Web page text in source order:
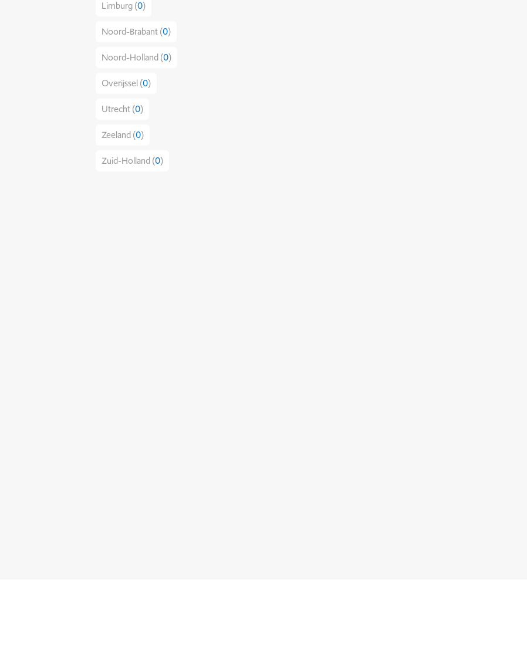
Limburg (0)
Noord-Brabant (0)
Noord-Holland (0)
Overijssel (0)
Utrecht (0)
Zeeland (0)
Zuid-Holland (0)